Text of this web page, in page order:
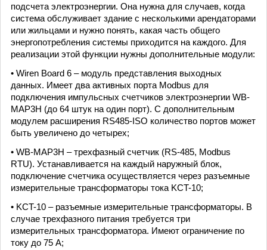
подсчета электроэнергии. Она нужна для случаев, когда
система обслуживает здание с несколькими арендаторами
или жильцами и нужно понять, какая часть общего
энергопотребления системы приходится на каждого. Для
реализации этой функции нужны дополнительные модули:
• Wiren Board 6 – модуль представления выходных
данных. Имеет два активных порта Modbus для
подключения импульсных счетчиков электроэнергии WB-
MAP3H (до 64 штук на один порт). С дополнительным
модулем расширения RS485-ISO количество портов может
быть увеличено до четырех;
• WB-MAP3H – трехфазный счетчик (RS-485, Modbus
RTU). Устанавливается на каждый наружный блок,
подключение счетчика осуществляется через разъемные
измерительные трансформаторы тока KCT-10;
• KCT-10 – разъемные измерительные трансформаторы. В
случае трехфазного питания требуется три
измерительных трансформатора. Имеют ограничение по
току до 75 А;